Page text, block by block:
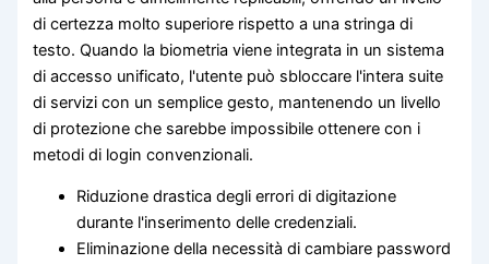
di certezza molto superiore rispetto a una stringa di
testo. Quando la biometria viene integrata in un sistema
di accesso unificato, l'utente può sbloccare l'intera suite
di servizi con un semplice gesto, mantenendo un livello
di protezione che sarebbe impossibile ottenere con i
metodi di login convenzionali.
Riduzione drastica degli errori di digitazione
durante l'inserimento delle credenziali.
Eliminazione della necessità di cambiare password